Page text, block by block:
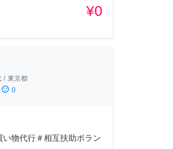
¥0
/ 東京都
sentiment_dissatisfied 0
い物代行＃相互扶助ボラン